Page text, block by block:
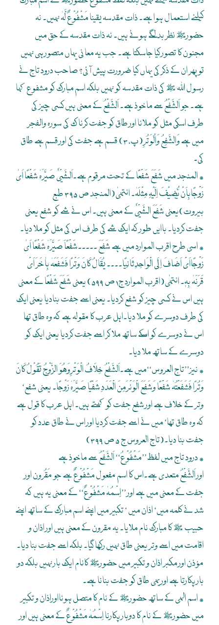
کیلئے استعمال ہوا ہے۔ ذات مقدسہ یقینا مَشْفُوْعٌ لَّہٗ نہیں۔ نہ
حضورﷺ نظر بد لگے ہوئے ہیں۔ نہ ذات مقدسہ کے حق میں
مجنون کا تصور کیا جاسکتا ہے۔ جب یہ معانی یہاں متصور ہی نہیں
تو پھر ان کے ذکر کی یہاں کیا ضرورت پیش آئی؟ صاحب درود تاج نے
رسول اللہ ﷺ کی ذات مقدسہ کو نہیں بلکہ اسم مبارک کو مشفوع کہا
ہے۔ جو اَلشَّفْعُ سے ماخوذ ہے۔ اَلشَّفْعُ کے معنی ہیں کسی چیز کی
طرف اسکی مثل کو ملانا اور طاق کو جفت کرنا ک کی سورہ والفجر
میں ہے وَالشَّفِعُ وَالُوَتُرِ(پ۳۰) قسم ہے جفت کی اور قسم ہے طاق
کی۔
٭ المنجد میں شَفَعَ شَفْعًا کے تحت مرقوم ہے۔اَلشَّیْیَٔ صَیَّرَہٗ شَفْعًا اَیٰ
زَوْجًابِاَنْ یُّضِیْفَ اِلَیْہِ مِثْلَہٗ۔ انتہیٰ(المنجد ص ۳۹۵ طبع
بیروت)یعنی شَفَعَ الشَّیْیَٔ کے معنی ہیں۔ اس نے شے کو شفع یعنی
جفت کردیا۔ باایں طور کہ ایک شے کی طرف اس کی مثل کو ملا دیا۔
٭ اسی طرح اقرب الموارد میں ہے شَفَعَ ۔۔۔۔۔شَفْعًاَ صَیَّرَہٗ شَفْعًا اَیٰ
زَوْجًااَیْ اَضَافَ اِلَی الْوَاحِدِثَانِیًا۔۔۔۔ یُقَالُ کَانَ وَتْرًا فَشَفَعَہٗ بِاٰخَرَ اَیْ
قَرَنَہٗ بِہٖ۔ انتہٰی(اقرب الموارد ج۱ ص ۵۹۹) یعنی شَفَعَ شَفْعًا کے معنی
ہیں اس نے کسی چیز کو شفع کردیا۔ یعنی اسے جفت بنادیا یعنی ایک
کی طرف دوسرے کو ملا دیا۔اہل عرب کا مقولہ ہے کہ وہ طاق تھا
اس نے دوسرے کو اسکے ساتھ ملا کر اسے جفت کردیا یعنی ایک کو
دوسرے کے ساتھ ملا دیا۔
٭ نیز’’تاج العروس‘‘میں ہے۔اَلشَّفْعُ خِلَافُ الْوَتْرِوَھُوَ الزَّوْجُ تَقُوْلُ کَانَ
وَتُرًا فَشَفَعْتُہٗ شَفْعًا وَشَفَعَ الْوَنْرَمِنَ الْعَدَدِ شَفْیًا صَیَّرَہٗ زَوْجًا۔ یعنی شفع‘
وتر کے خلاف ہے اور شفع جفت کو کہتے ہیں۔ اہل عرب کا قول ہے
کہ وہ طاق تھا‘ میں نے اسے جفت کردیا اور اس نے طاق عدد کو
جفت بنا دیا۔(تاج العروس ج ۵ ص ۳۹۹)
٭ درود تاج میں لفظ’’مَشْفُوْعُ‘‘ اَلشَّفْعُ سے ماخوذ ہے
اور اَلشَّفْعُ متعدی ہے۔اس کا اسم مفعول مَشْفُوْعٌ ہے جو مَقُرون اور
جفت کے معنی میں ہے اور ’’اِسْمُہٗ مَشْفُوْعٌ‘‘ کے معنی یہ ہیں کہ
شد نے کلمہ میں‘ اذان میں ‘ تکبیر میں اپنے اسم مبارک کے ساتھ اپنے
حبیب ﷺ کا مبارک نام ملایا۔ یہ مقرون کے معنی ہیں اور اذان و
اقامت میں اسے وتر یعنی طاق نہیں رکھا گیا۔ بلکہ اسے جفت بنا دیا۔
مؤذن اور مکبر اذان و تکبیر میں حضورﷺ کانام ایک بار نہیں بلکہ دو
بار پکارتا ہے اور یہی طاق کو جفت بنانا ہے۔
٭ اسم الہی کے ساتھ حضورﷺ کے نام کا متصل ہونااوراذان و تکبیر
میں حضورﷺ کے نام کا دوبار پکارنا اِسْمُہٗ مَشْفُوْعٌ کے معنی ہیں اور